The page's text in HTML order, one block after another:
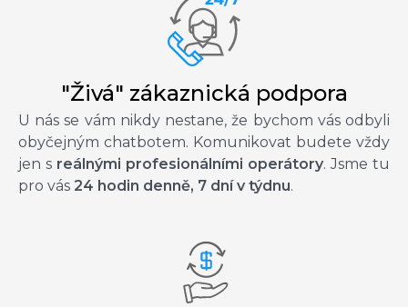
"Živá" zákaznická podpora
U nás se vám nikdy nestane, že bychom vás odbyli
obyčejným chatbotem. Komunikovat budete vždy
jen s reálnými profesionálními operátory. Jsme tu
pro vás 24 hodin denně, 7 dní v týdnu.